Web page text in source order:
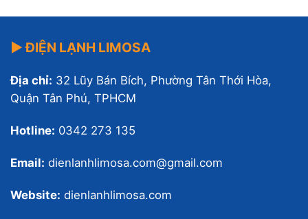
▶ ĐIỆN LẠNH LIMOSA
Địa chỉ: 32 Lũy Bán Bích, Phường Tân Thới Hòa,
Quận Tân Phú, TPHCM
Hotline: 0342 273 135
Email: dienlanhlimosa.com@gmail.com
Website: dienlanhlimosa.com